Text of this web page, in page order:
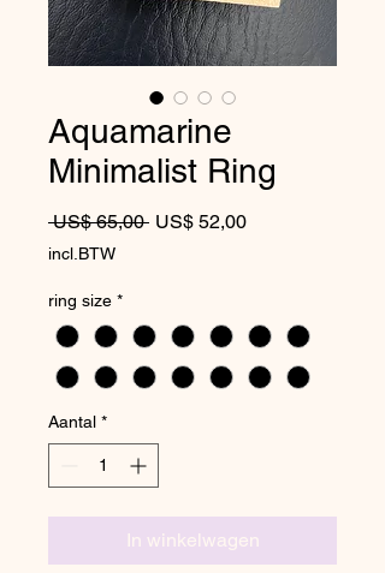
Aquamarine
Minimalist Ring
US$ 65,00 Normale prijs
US$ 52,00Verkoopprijs
incl.BTW
ring size *
Aantal *
In winkelwagen